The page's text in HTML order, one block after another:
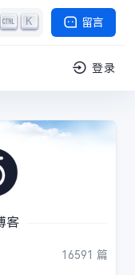
留言
K
登录
客
16591 篇